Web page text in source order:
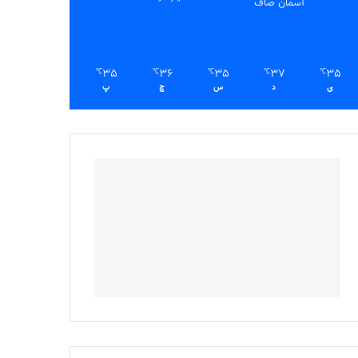
آسمان صاف
35
℃
ی
37
℃
د
35
℃
س
36
℃
چ
35
℃
پ